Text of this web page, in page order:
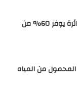
تصميم مبتكر لمحركات الطائرة يوفر 60% من
المحمول من المياه